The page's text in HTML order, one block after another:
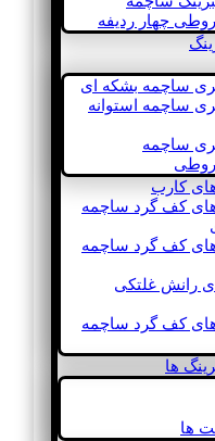
چهار ردیفه
ساچمه بشکه ای
ساچمه استوانه
ساچمه
کارب
های کف گرد ساچمه
های کف گرد ساچمه
رانش غلتکی
های کف گرد ساچمه
ها
ها